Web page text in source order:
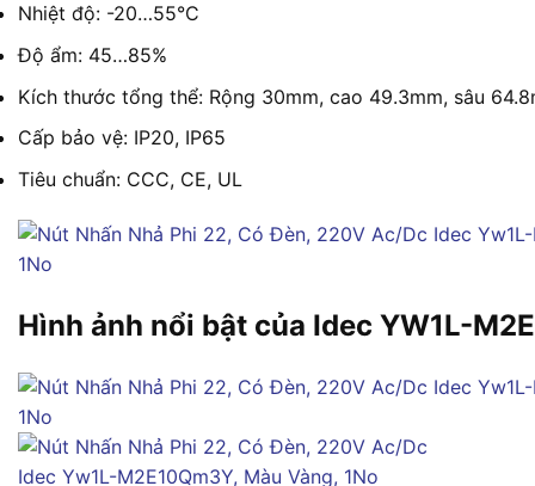
Nhiệt độ: -20…55°C
Độ ẩm: 45…85%
Kích thước tổng thể: Rộng 30mm, cao 49.3mm, sâu
Cấp bảo vệ: IP20, IP65
Tiêu chuẩn: CCC, CE, UL
Hình ảnh nổi bật của Idec YW1L-